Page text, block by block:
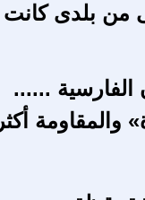
من بلدى كانت
الفارسية ......
أكثر